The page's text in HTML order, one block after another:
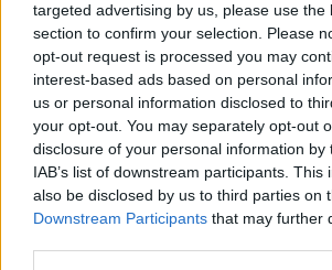
targeted advertising by us, please use the
section to confirm your selection. Please
opt-out request is processed you may
interest-based ads based on personal
us or personal information disclosed to
your opt-out. You may separately opt-out
disclosure of your personal information by
IAB’s list of downstream participants. This
also be disclosed by us to third parties on
Downstream Participants that may further
Nuevo giro en el caso
desvelan el informe forense
El ‘caso Yéremi Vargas’, el niño
CRÓNICA